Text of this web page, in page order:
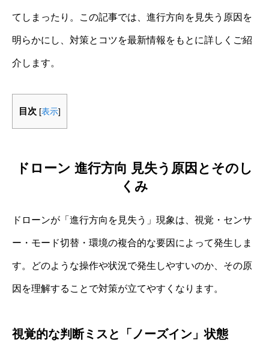
てしまったり。この記事では、進行方向を見失う原因を
明らかにし、対策とコツを最新情報をもとに詳しくご紹
介します。
目次 [表示]
ドローン 進行方向 見失う原因とそのし
くみ
ドローンが「進行方向を見失う」現象は、視覚・センサ
ー・モード切替・環境の複合的な要因によって発生しま
す。どのような操作や状況で発生しやすいのか、その原
因を理解することで対策が立てやすくなります。
視覚的な判断ミスと「ノーズイン」状態